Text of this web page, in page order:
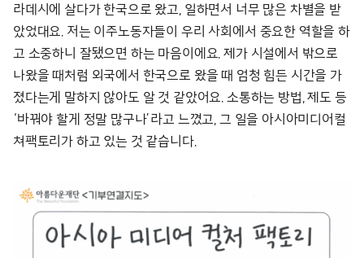
라데시에 살다가 한국으로 왔고, 일하면서 너무 많은 차별을 받
았었대요. 저는 이주노동자들이 우리 사회에서 중요한 역할을 하
고 소중하니 잘됐으면 하는 마음이에요. 제가 시설에서 밖으로
나왔을 때처럼 외국에서 한국으로 왔을 때 엄청 힘든 시간을 가
졌다는게 말하지 않아도 알 것 같았어요. 소통하는 방법, 제도 등
‘바꿔야 할게 정말 많구나’라고 느꼈고, 그 일을 아시아미디어컬
쳐팩토리가 하고 있는 것 같습니다.